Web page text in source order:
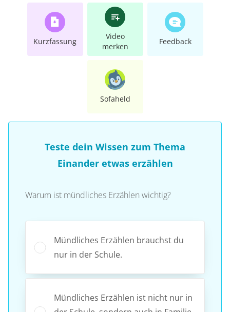
Kurzfassung
Video
merken
Feedback
Sofaheld
Teste dein Wissen zum Thema
Einander etwas erzählen
Warum ist mündliches Erzählen wichtig?
Mündliches Erzählen brauchst du
nur in der Schule.
Mündliches Erzählen ist nicht nur in